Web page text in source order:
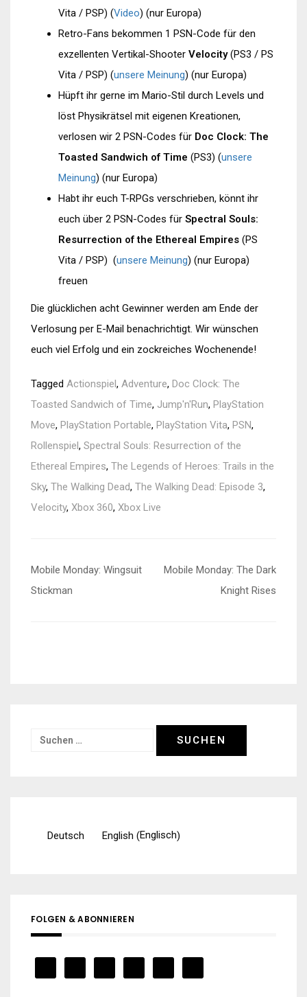
Vita / PSP) (Video) (nur Europa)
Retro-Fans bekommen 1 PSN-Code für den
exzellenten Vertikal-Shooter Velocity(PS3 / PS
Vita / PSP) (unsere Meinung) (nur Europa)
Hüpft ihr gerne im Mario-Stil durch Levels und
löst Physikrätsel mit eigenen Kreationen,
verlosen wir 2 PSN-Codes für Doc Clock: The
Toasted Sandwich of Time (PS3) (unsere
Meinung) (nur Europa)
Habt ihr euch T-RPGs verschrieben, könnt ihr
euch über 2 PSN-Codes für Spectral Souls:
Resurrection of the Ethereal Empires (PS
Vita / PSP) (unsere Meinung) (nur Europa)
freuen
Die glücklichen acht Gewinner werden am Ende der
Verlosung per E-Mail benachrichtigt. Wir wünschen
euch viel Erfolg und ein zockreiches Wochenende!
Tagged Actionspiel, Adventure, Doc Clock: The
Toasted Sandwich of Time, Jump'n'Run, PlayStation
Move, PlayStation Portable, PlayStation Vita, PSN,
Rollenspiel, Spectral Souls: Resurrection of the
Ethereal Empires, The Legends of Heroes: Trails in the
Sky, The Walking Dead, The Walking Dead: Episode 3,
Velocity, Xbox 360, Xbox Live
Beitragsnavigation
Mobile Monday: Wingsuit
Stickman
Mobile Monday: The Dark
Knight Rises
Suchen
Deutsch English (Englisch)
FOLGEN & ABONNIEREN